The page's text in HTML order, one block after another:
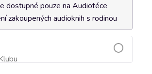
dostupné pouze na Audiotéce
zakoupených audioknih s rodinou
Přidat do košíku